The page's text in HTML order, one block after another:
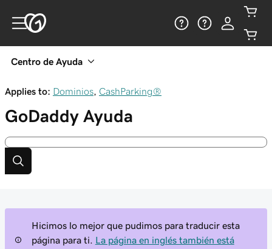
Centro de Ayuda
Applies to: Dominios CashParking®
GoDaddy Ayuda
Hicimos lo mejor que pudimos para traducir esta
página para ti.
La página en inglés también está